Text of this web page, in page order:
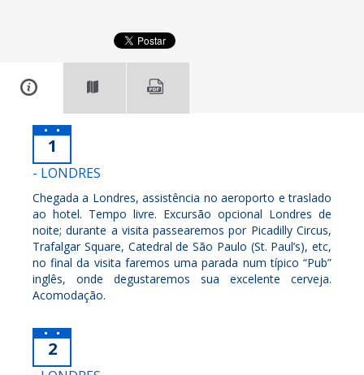
1
- LONDRES
Chegada a Londres, assistência no aeroporto e traslado
ao hotel. Tempo livre. Excursão opcional Londres de
noite; durante a visita passearemos por Picadilly Circus,
Trafalgar Square, Catedral de São Paulo (St. Paul’s), etc,
no final da visita faremos uma parada num típico “Pub”
inglês, onde degustaremos sua excelente cerveja.
Acomodação.
2